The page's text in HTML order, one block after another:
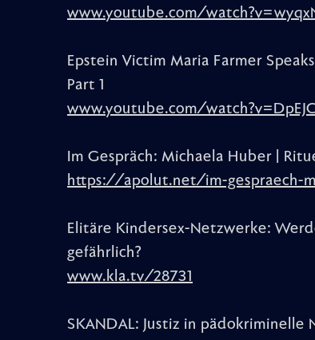
www.youtube.com/
Epstein Victim Maria Farmer
Part 1
www.youtube.com/
Im Gespräch: Michaela Huber |
https://apolut.net/im-gespraech-
Elitäre Kindersex-Netzwerke:
gefährlich?
www.kla.tv/28731
SKANDAL: Justiz in